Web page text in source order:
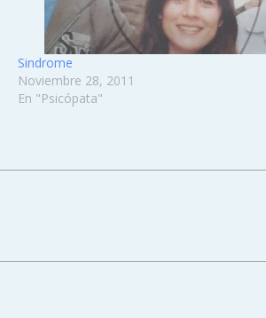
Sindrome
Noviembre 28, 2011
En "Psicópata"